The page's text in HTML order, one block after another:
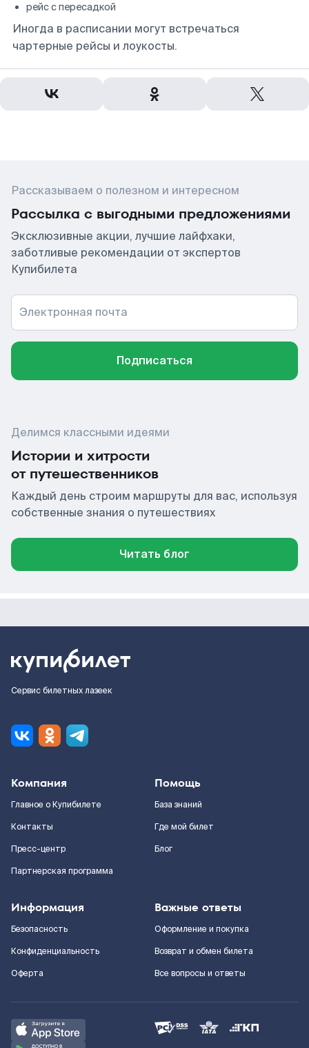
рейс с пересадкой
Иногда в расписании могут встречаться
чартерные рейсы и лоукосты.
Рассказываем о полезном и интересном
Рассылка с выгодными предложениями
Эксклюзивные акции, лучшие лайфхаки,
заботливые рекомендации от экспертов
Купибилета
Электронная почта
Подписаться
Делимся классными идеями
Истории и хитрости
от путешественников
Каждый день строим маршруты для вас, используя
собственные знания о путешествиях
Читать блог
Сервис билетных лазеек
Компания
Главное о Купибилете
Контакты
Пресс-центр
Партнерская программа
Помощь
База знаний
Где мой билет
Блог
Информация
Безопасность
Конфиденциальность
Оферта
Важные ответы
Оформление и покупка
Возврат и обмен билета
Все вопросы и ответы